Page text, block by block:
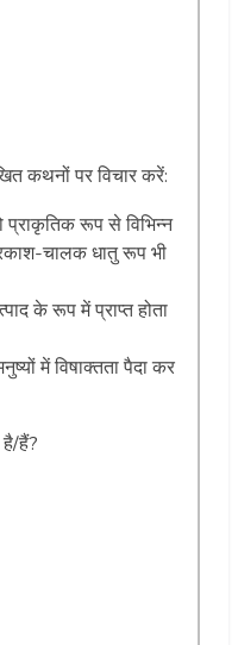
कथनों पर विचार करें:
रूप से विभिन्न
चालक धातु रूप भी
के रूप में प्राप्त होता
में विषाक्तता पैदा कर
हैं?